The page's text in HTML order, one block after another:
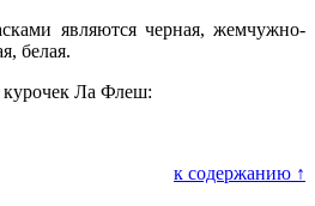
являются черная, жемчужно-
белая.
Ла Флеш:
к содержанию ↑